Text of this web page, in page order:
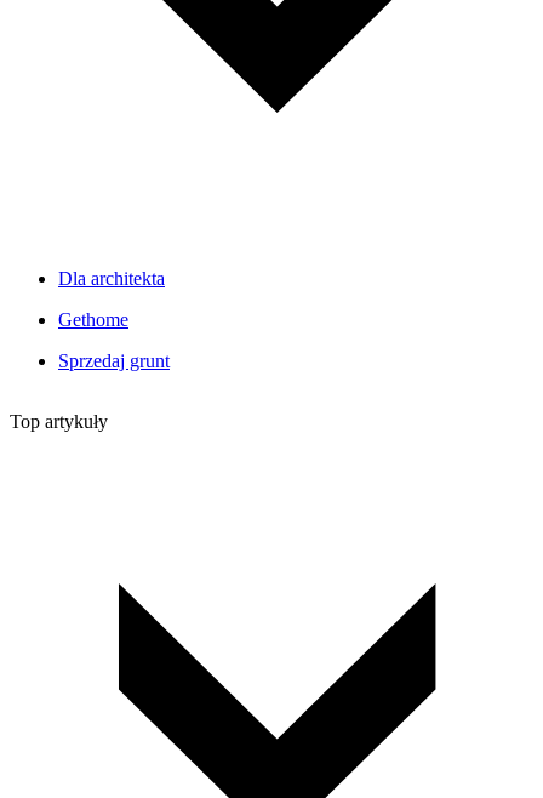
Dla architekta
Gethome
Sprzedaj grunt
Top artykuły